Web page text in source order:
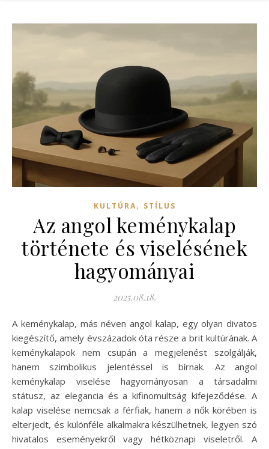
KULTÚRA, STÍLUS
Az angol keménykalap
története és viselésének
hagyományai
2025.08.18.
A keménykalap, más néven angol kalap, egy olyan divatos
kiegészítő, amely évszázadok óta része a brit kultúrának. A
keménykalapok nem csupán a megjelenést szolgálják,
hanem szimbolikus jelentéssel is bírnak. Az angol
keménykalap viselése hagyományosan a társadalmi
státusz, az elegancia és a kifinomultság kifejeződése. A
kalap viselése nemcsak a férfiak, hanem a nők körében is
elterjedt, és különféle alkalmakra készülhetnek, legyen szó
hivatalos eseményekről vagy hétköznapi viseletről. A